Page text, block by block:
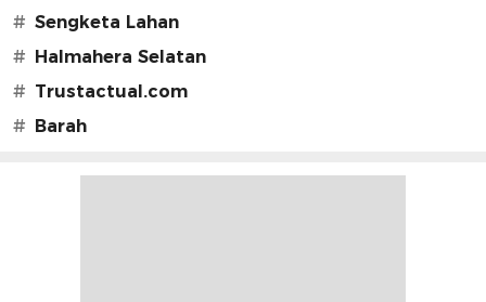
# Sengketa Lahan
#
Halmahera Selatan
# Trustactual.com
#
Barah